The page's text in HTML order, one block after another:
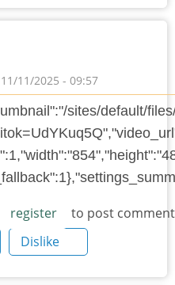
11/2025 - 09:57
sites/default/
register
to post
Dislike